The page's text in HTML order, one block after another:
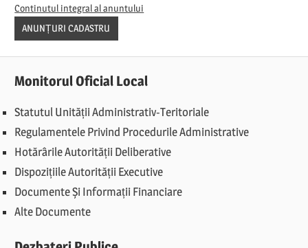
Continutul integral al anuntului
ANUNȚURI CADASTRU
Monitorul Oficial Local
Statutul Unității Administrativ-Teritoriale
Regulamentele Privind Procedurile Administrative
Hotărârile Autorității Deliberative
Dispozițiile Autorității Executive
Documente Și Informații Financiare
Alte Documente